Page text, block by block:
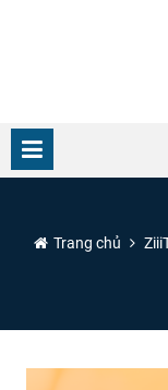
Trang chủ